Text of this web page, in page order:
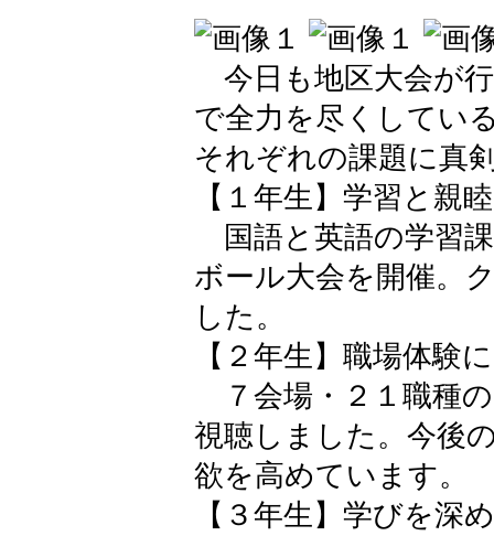
今日も地区大会が
で全力を尽くしてい
それぞれの課題に真
【１年生】学習と親
国語と英語の学習
ボール大会を開催。
した。
【２年生】職場体験
７会場・２１職種
視聴しました。今後
欲を高めています。
【３年生】学びを深